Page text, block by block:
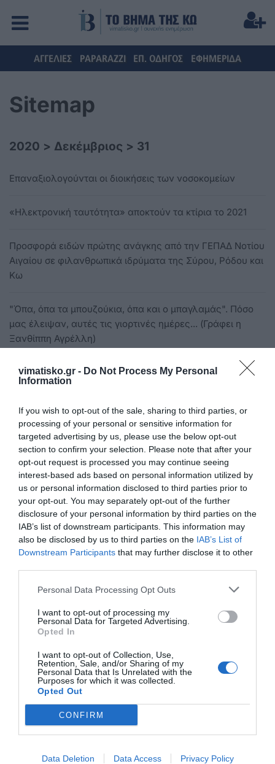
vimatisko.gr - Do Not Process My Personal
Information
If you wish to opt-out of the sale, sharing to third parties, or
processing of your personal or sensitive information for
targeted advertising by us, please use the below opt-out
section to confirm your selection. Please note that after your
opt-out request is processed you may continue seeing
interest-based ads based on personal information utilized by
us or personal information disclosed to third parties prior to
your opt-out. You may separately opt-out of the further
disclosure of your personal information by third parties on the
IAB’s list of downstream participants. This information may
also be disclosed by us to third parties on the IAB’s List of
Downstream Participants that may further disclose it to other
Personal Data Processing Opt Outs
I want to opt-out of processing my
Personal Data for Targeted Advertising.
Opted In
I want to opt-out of Collection, Use,
Retention, Sale, and/or Sharing of my
Personal Data that Is Unrelated with the
Purposes for which it was collected.
Opted Out
CONFIRM
Data Deletion Data Access Privacy Policy
ΑΓΓΕΛΙΕΣ PAPARAZZI ΕΠ. ΟΔΗΓΟΣ ΕΦΗΜΕΡΙΔΑ
Sitemap
2020 > Δεκέμβριος > 31
Επαναξιολογούνται οι διοικήσεις των νοσοκομείων
«Ηλεκτρονική ταυτότητα» αποκτούν τα κτίρια το 2021
Προσφορά ειδών πρώτης ανάγκης από την ΓΕΠΑΔ Νοτίου
Αιγαίου σε φιλανθρωπικά ιδρύματα της Σύρου, Ρόδου και
Κω
"Όπα, όπα τα μπουζούκια, όπα και ο μπαγλαμάς". Πόσο
μας έλειψαν, αυτές τις γιορτινές ημέρες... (Γράφει η
Ξανθίππη Αγρέλλη)
Survivor 4: Πρώτη στις ψήφους του κοινού η Κάτια -
Ποιος αποχώρησε
Μαϊστρος για την ελληνική θαλάσσια οικονομία και
επιχειρηματικότητα μέσα από το πρόγραμμα INTERREG
Ενισχύθηκαν οι Αστυνομικές Διευθύνσεις των νησιών μας
με νέα οχήματα από ευρωπαϊκούς πόρους
Ενημέρωση από την ΚΕΚΠΑΠΥΑΣ για τους κατόχους
κάρτας απεριορίστων διαδρομών